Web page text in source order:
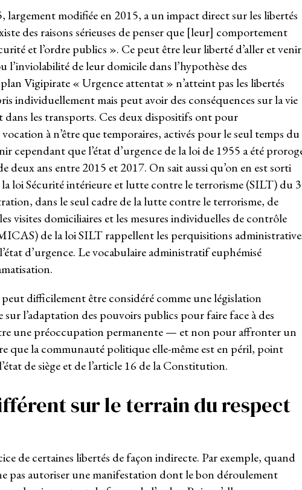
largement modifiée en 2015, a un impact direct sur les libertés
des raisons sérieuses de penser que [leur] comportement
et l’ordre publics ». Ce peut être leur liberté d’aller et venir
l’inviolabilité de leur domicile dans l’hypothèse des
Vigipirate « Urgence attentat » n’atteint pas les libertés
individuellement mais peut avoir des conséquences sur la vie
les transports. Ces deux dispositifs ont pour
à n’être que temporaires, activés pour le seul temps du
cependant que l’état d’urgence de la loi de 1955 a été
deux ans entre 2015 et 2017. On sait aussi qu’on en est sorti
loi Sécurité intérieure et lutte contre le terrorisme (SILT) du
dans le seul cadre de la lutte contre le terrorisme, de
visites domiciliaires et les mesures individuelles de contrôle
de la loi SILT rappellent les perquisitions
d’urgence. Le vocabulaire administratif euphémisé
difficilement être considéré comme une législation
sur l’adaptation des pouvoirs publics pour faire face à des
une préoccupation permanente — et non pour affronter un
que la communauté politique elle-même est en péril, point
de siège et de l’article 16 de la Constitution.
sur le terrain du respect
de certaines libertés de façon indirecte. Par exemple, quand
pas autoriser une manifestation dont le bon déroulement